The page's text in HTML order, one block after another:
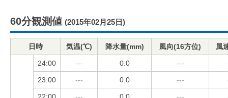
60分観測値 (2015年02月25日)
日時 気温(℃) 降水量(mm) 風向(16方位) 風
24:00 --- 0.0 ---
23:00 --- 0.0 ---
22:00 --- 0.0 ---